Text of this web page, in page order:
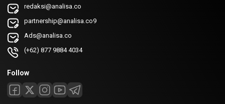
redaksi@analisa.co
partnership@analisa.co9
Ads@analisa.co
(+62) 877 9884 4034
Follow